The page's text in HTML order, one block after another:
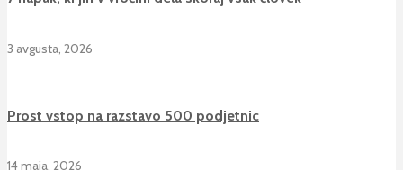
3 avgusta, 2026
Prost vstop na razstavo 500 podjetnic
14 maja, 2026